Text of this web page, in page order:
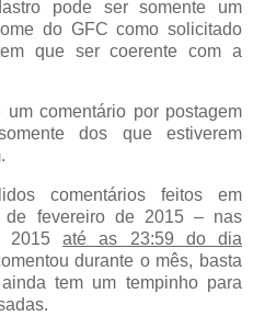
pode ser somente um
do GFC como solicitado
que ser coerente com a
comentário por postagem
dos que estiverem
comentários feitos em
de fevereiro de 2015 – nas
2015até as 23:59 do dia
durante o mês, basta
tem um tempinho para